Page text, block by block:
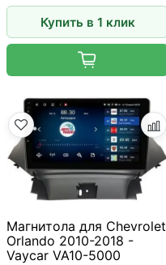
Купить в 1 клик
Магнитола для Chevrolet
Orlando 2010-2018 -
Vaycar VA10-5000